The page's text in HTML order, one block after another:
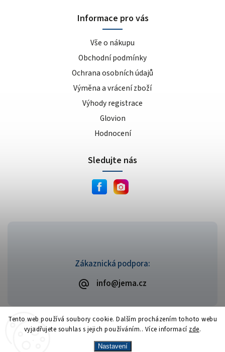
Tento web používá soubory cookie. Dalším procházením tohoto webu
vyjadřujete souhlas s jejich používáním.. Více informací zde.
Nastavení
Zákaznická podpora:
info@jema.cz
Informace pro vás
Vše o nákupu
Obchodní podmínky
Ochrana osobních údajů
Výměna a vrácení zboží
Výhody registrace
Glovion
Hodnocení
Sledujte nás
Copyright 2026JEMA.cz. Všechna práva vyhrazena.
VytvořilShoptet| Design